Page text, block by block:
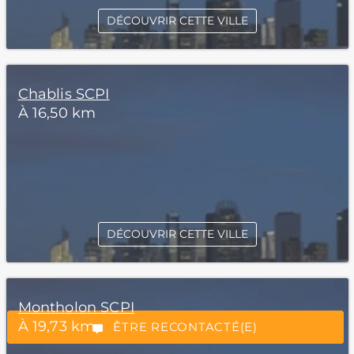
“Excellent”, 165 avis
ÊTRE RECONTACTÉ(E)
DÉCOUVRIR CETTE VILLE
Chablis SCPI
À 16,50 km
DÉCOUVRIR CETTE VILLE
Montholon SCPI
À 19,73 km